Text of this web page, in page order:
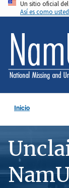
Pasar
al
contenido
principal
Un sitio oficial
Así es como
Inicio